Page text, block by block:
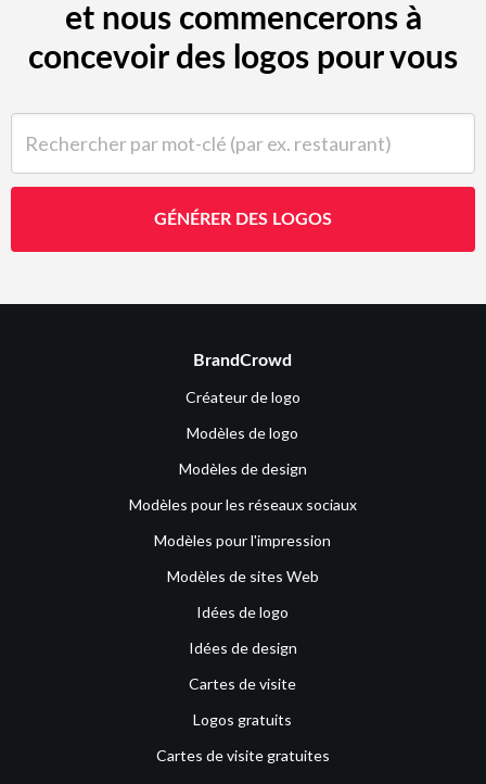
et nous commencerons à
concevoir des logos pour vous
GÉNÉRER DES LOGOS
BrandCrowd
Créateur de logo
Modèles de logo
Modèles de design
Modèles pour les réseaux sociaux
Modèles pour l'impression
Modèles de sites Web
Idées de logo
Idées de design
Cartes de visite
Logos gratuits
Cartes de visite gratuites